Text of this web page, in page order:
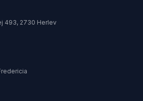
493, 2730 Herlev